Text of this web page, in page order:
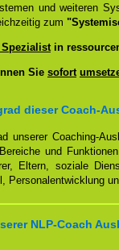
und weiteren
zum
in
Sie sofort
dieser Coach-
unserer Coaching-
und
Eltern, soziale
Personalentwicklung
NLP-Coach